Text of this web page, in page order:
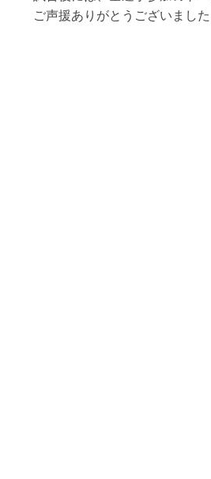
ご声援ありがとうございました